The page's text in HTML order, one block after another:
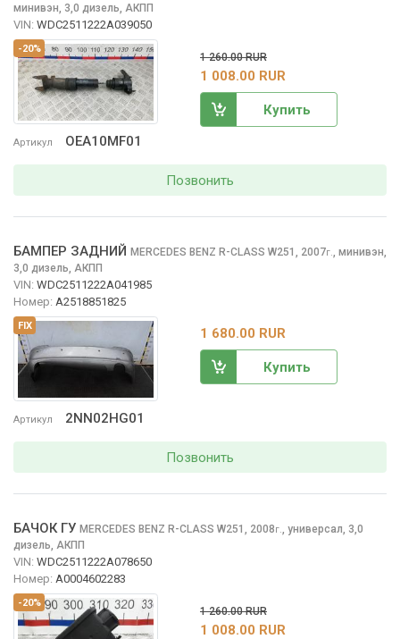
-20%
Артикул OEA10MF01
минивэн, 3,0 дизель, АКПП
VIN: WDC2511222A039050
1 260.00 RUR
1 008.00 RUR
Купить
Позвонить
FIX
Артикул 2NN02HG01
БАМПЕР ЗАДНИЙ MERCEDES BENZ R-CLASS W251, 2007г. минивэн,
3,0 дизель, АКПП
VIN: WDC2511222A041985
Номер: A2518851825
1 680.00 RUR
Купить
Позвонить
-20%
БАЧОК ГУ MERCEDES BENZ R-CLASS W251, 2008г. универсал, 3,0
дизель, АКПП
VIN: WDC2511222A078650
Номер: A0004602283
1 260.00 RUR
1 008.00 RUR